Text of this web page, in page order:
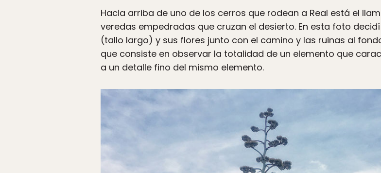
Hacia arriba de uno de los cerros que rodean a Real está el
veredas empedradas que cruzan el desierto. En esta foto
(tallo largo) y sus flores junto con el camino y las ruinas al
que consiste en observar la totalidad de un elemento que
a un detalle fino del mismo elemento.